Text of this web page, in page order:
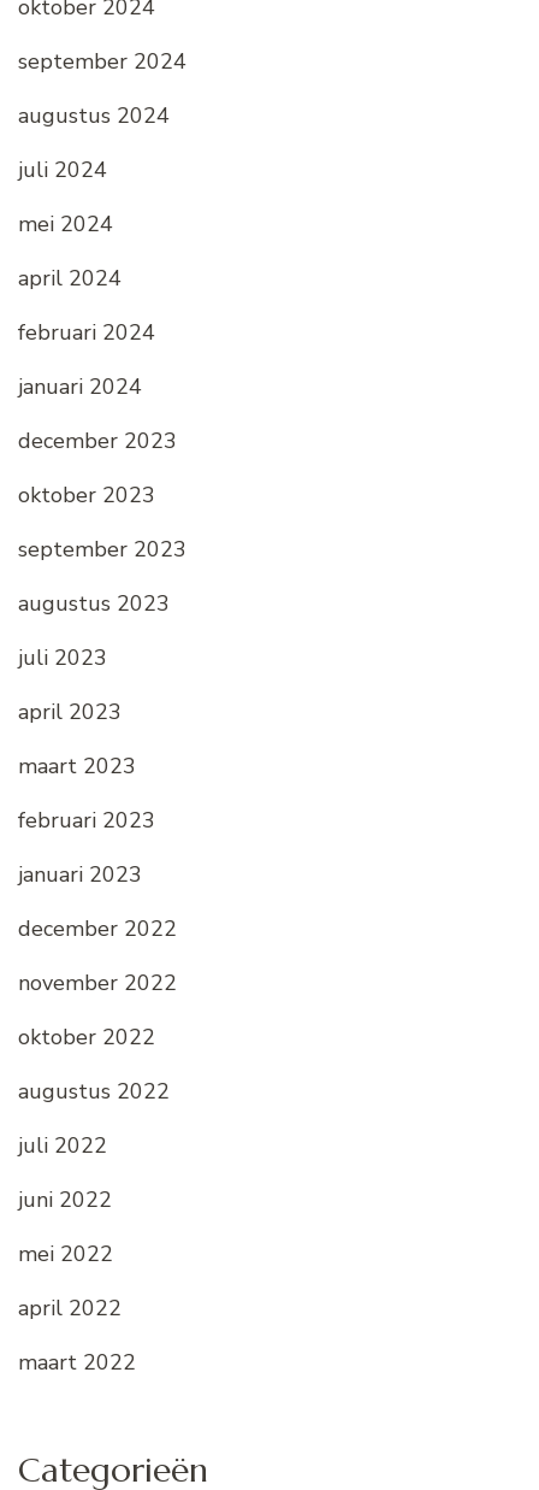
oktober 2024
september 2024
augustus 2024
juli 2024
mei 2024
april 2024
februari 2024
januari 2024
december 2023
oktober 2023
september 2023
augustus 2023
juli 2023
april 2023
maart 2023
februari 2023
januari 2023
december 2022
november 2022
oktober 2022
augustus 2022
juli 2022
juni 2022
mei 2022
april 2022
maart 2022
Categorieën